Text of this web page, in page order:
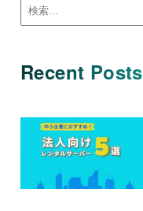
Recent Posts